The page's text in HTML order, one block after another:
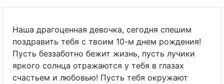
Наша драгоценная девочка, сегодня спешим
поздравить тебя с твоим 10-м днем рождения!
Пусть беззаботно бежит жизнь, пусть лучики
яркого солнца отражаются у тебя в глазах
счастьем и любовью! Пусть тебя окружают